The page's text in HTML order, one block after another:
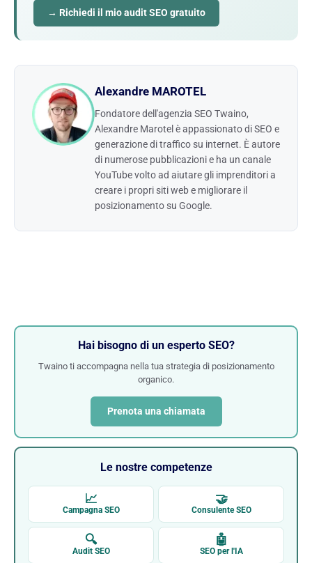
→ Richiedi il mio audit SEO gratuito
Alexandre MAROTEL
Fondatore dell'agenzia SEO Twaino,
Alexandre Marotel è appassionato di SEO e
generazione di traffico su internet. È autore
di numerose pubblicazioni e ha un canale
YouTube volto ad aiutare gli imprenditori a
creare i propri siti web e migliorare il
posizionamento su Google.
Hai bisogno di un esperto SEO?
Twaino ti accompagna nella tua strategia di posizionamento
organico.
Prenota una chiamata
Le nostre competenze
📈
Campagna SEO
🤝
Consulente SEO
🔍
Audit SEO
🤖
SEO per l'IA